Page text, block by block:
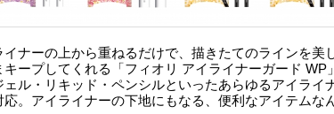
イナーの上から重ねるだけで、描きたてのラインを美
キープしてくれる「フィオリ アイライナーガード WP」
ェル・リキッド・ペンシルといったあらゆるアイライ
応。アイライナーの下地にもなる、便利なアイテムな